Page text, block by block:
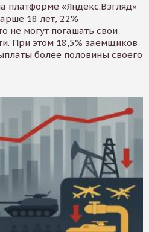
платформе «Яндекс.Взгляд»
18 лет, 22%
не могут погашать свои
При этом 18,5% заемщиков
более половины своего